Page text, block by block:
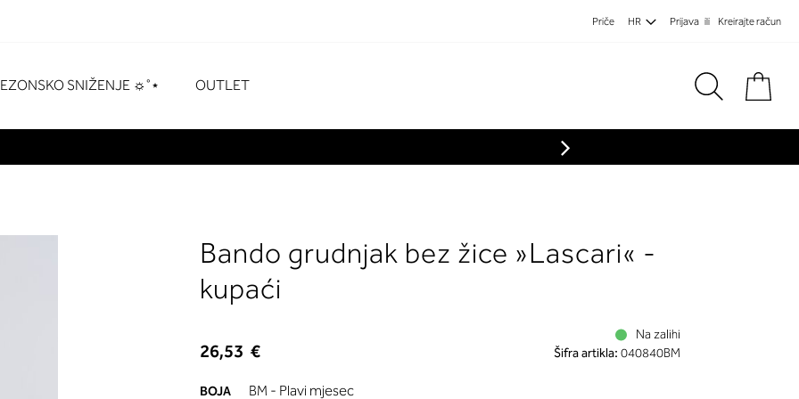
Priče HR Prijava Kreirajte račun
SNIŽENJE ☼˚⋆ OUTLET
Bando grudnjak bez žice »Lascari« -
kupaći
26,53 €
Na zalihi
Šifra artikla: 040840BM
BOJA BM - Plavi mjesec